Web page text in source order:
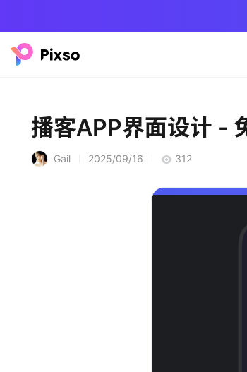
播客APP界面设计 -
Gail 2025/09/16 312